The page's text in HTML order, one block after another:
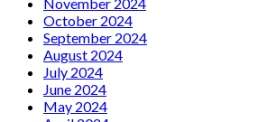
October 2024
September 2024
August 2024
July 2024
June 2024
May 2024